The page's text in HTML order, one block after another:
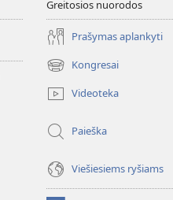
Greitosios nuorodos
Prašymas aplankyti
Kongresai
(atsiveria
naujas
langas)
Videoteka
Paieška
Viešiesiems ryšiams